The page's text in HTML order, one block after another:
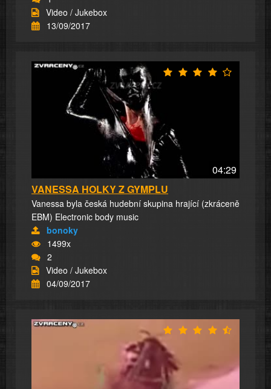
Video / Jukebox
13/09/2017
04:29
VANESSA HOLKY Z GYMPLU
Vanessa byla česká hudební skupina hrající (zkráceně
EBM) Electronic body music
bonoky
1499x
2
Video / Jukebox
04/09/2017